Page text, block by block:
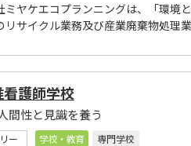
ミヤケエコプランニングは、「環境
リサイクル業務及び産業廃棄物処理
看護師学校
間性と見識を養う
ー 学校・教育
専門学校